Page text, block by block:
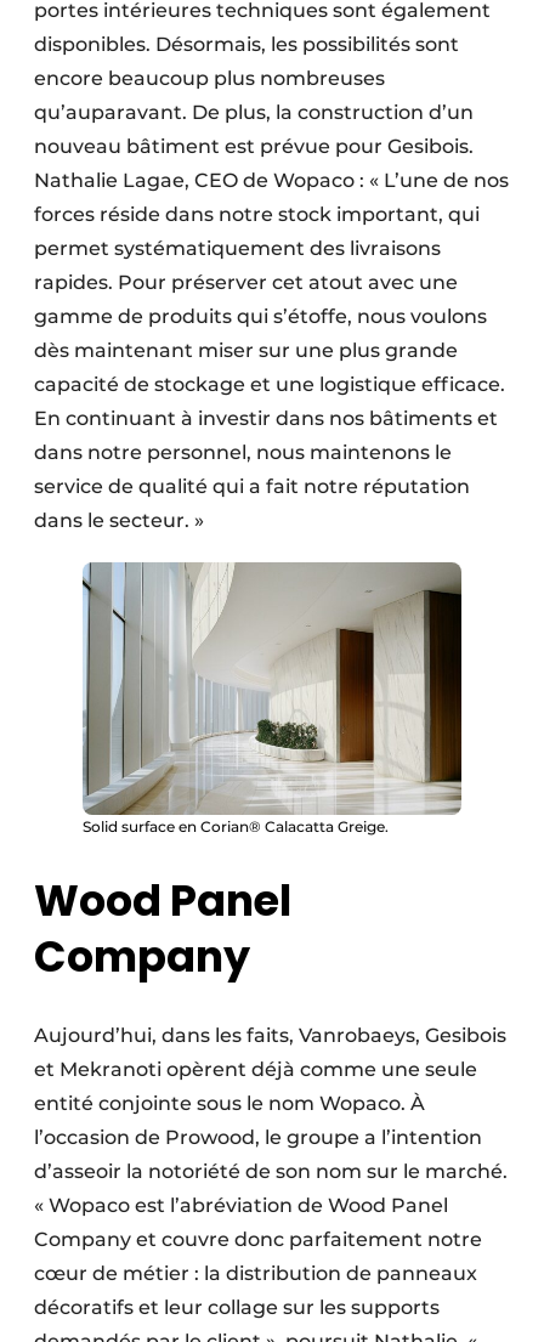
portes intérieures techniques sont également
disponibles. Désormais, les possibilités sont
encore beaucoup plus nombreuses
qu’auparavant. De plus, la construction d’un
nouveau bâtiment est prévue pour Gesibois.
Nathalie Lagae, CEO de Wopaco : « L’une de nos
forces réside dans notre stock important, qui
permet systématiquement des livraisons
rapides. Pour préserver cet atout avec une
gamme de produits qui s’étoffe, nous voulons
dès maintenant miser sur une plus grande
capacité de stockage et une logistique efficace.
En continuant à investir dans nos bâtiments et
dans notre personnel, nous maintenons le
service de qualité qui a fait notre réputation
dans le secteur. »
Solid surface en Corian® Calacatta Greige.
Wood Panel
Company
Aujourd’hui, dans les faits, Vanrobaeys, Gesibois
et Mekranoti opèrent déjà comme une seule
entité conjointe sous le nom Wopaco. À
l’occasion de Prowood, le groupe a l’intention
d’asseoir la notoriété de son nom sur le marché.
« Wopaco est l’abréviation de Wood Panel
Company et couvre donc parfaitement notre
cœur de métier : la distribution de panneaux
décoratifs et leur collage sur les supports